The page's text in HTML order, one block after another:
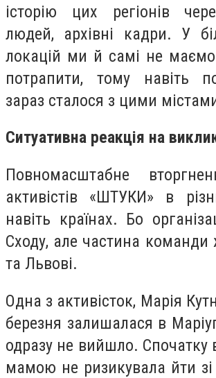
історію цих регіонів
людей, архівні кадри. У
локацій ми й самі не
потрапити, тому навіть
зараз сталося з цими
Ситуативна реакція на
Повномасштабне
активістів «ШТУКИ» в
навіть країнах. Бо
Сходу, але частина команди
та Львові.
Одна з активісток, Марія
березня залишалася в
одразу не вийшло. Спочатку
мамою не ризикувала йти